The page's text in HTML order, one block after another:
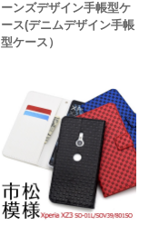
ーンズデザイン手帳型ケ
ース(デニムデザイン手帳
型ケース）